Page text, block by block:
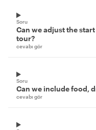
Soru
Can we adjust the
tour?
cevabı gör
Soru
Can we include food,
cevabı gör